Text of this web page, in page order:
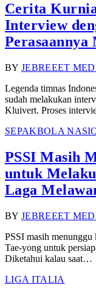
Cerita
Interview
Perasaannya
BY JEBREEET
Legenda timnas
sudah melakukan
Kluivert. Proses
SEPAKBOLA
PSSI Masih
untuk
Laga
BY JEBREEET
PSSI masih
Tae-yong untuk
Diketahui kalau saat…
LIGA ITALIA